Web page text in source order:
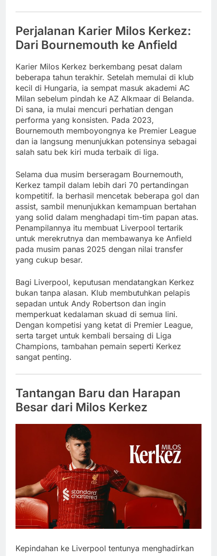
Perjalanan Karier Milos Kerkez:
Dari Bournemouth ke Anfield
Karier Milos Kerkez berkembang pesat dalam
beberapa tahun terakhir. Setelah memulai di klub
kecil di Hungaria, ia sempat masuk akademi AC
Milan sebelum pindah ke AZ Alkmaar di Belanda.
Di sana, ia mulai mencuri perhatian dengan
performa yang konsisten. Pada 2023,
Bournemouth memboyongnya ke Premier League
dan ia langsung menunjukkan potensinya sebagai
salah satu bek kiri muda terbaik di liga.
Selama dua musim berseragam Bournemouth,
Kerkez tampil dalam lebih dari 70 pertandingan
kompetitif. Ia berhasil mencetak beberapa gol dan
assist, sambil menunjukkan kemampuan bertahan
yang solid dalam menghadapi tim-tim papan atas.
Penampilannya itu membuat Liverpool tertarik
untuk merekrutnya dan membawanya ke Anfield
pada musim panas 2025 dengan nilai transfer
yang cukup besar.
Bagi Liverpool, keputusan mendatangkan Kerkez
bukan tanpa alasan. Klub membutuhkan pelapis
sepadan untuk Andy Robertson dan ingin
memperkuat kedalaman skuad di semua lini.
Dengan kompetisi yang ketat di Premier League,
serta target untuk kembali bersaing di Liga
Champions, tambahan pemain seperti Kerkez
sangat penting.
Tantangan Baru dan Harapan
Besar dari Milos Kerkez
Kepindahan ke Liverpool tentunya menghadirkan